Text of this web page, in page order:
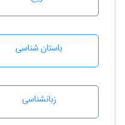
باستان شناسی
زبانشناسی